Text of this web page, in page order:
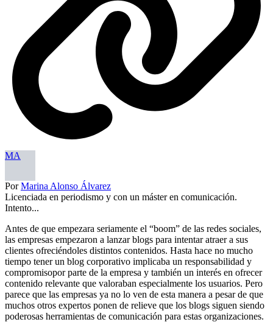
MA
PorMarina Alonso Álvarez
Licenciada en periodismo y con un máster en comunicación.
Intento...
Antes de que empezara seriamente el “boom” de las redes sociales,
las empresas empezaron a lanzar blogs para intentar atraer a sus
clientes ofreciéndoles distintos contenidos. Hasta hace no mucho
tiempo tener un blog corporativo implicaba un responsabilidad y
compromisopor parte de la empresa y también un interés en ofrecer
contenido relevante que valoraban especialmente los usuarios. Pero
parece que las empresas ya no lo ven de esta manera a pesar de que
muchos otros expertos ponen de relieve que los blogs siguen siendo
poderosas herramientas de comunicación para estas organizaciones.